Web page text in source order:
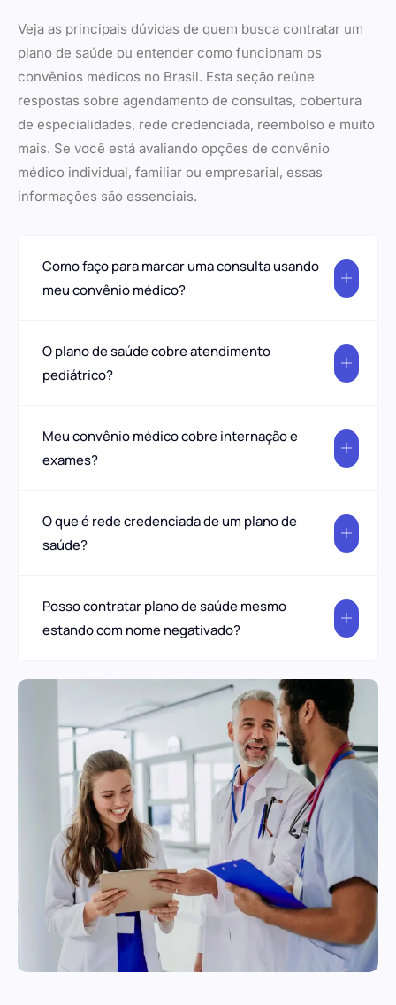
Veja as principais dúvidas de quem busca contratar um
plano de saúde ou entender como funcionam os
convênios médicos no Brasil. Esta seção reúne
respostas sobre agendamento de consultas, cobertura
de especialidades, rede credenciada, reembolso e muito
mais. Se você está avaliando opções de convênio
médico individual, familiar ou empresarial, essas
informações são essenciais.
Como faço para marcar uma consulta usando
meu convênio médico?
O plano de saúde cobre atendimento
pediátrico?
Meu convênio médico cobre internação e
exames?
O que é rede credenciada de um plano de
saúde?
Posso contratar plano de saúde mesmo
estando com nome negativado?